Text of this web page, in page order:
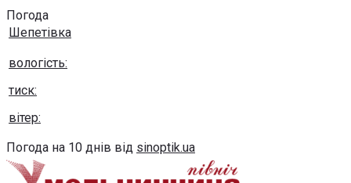
Погода
Шепетівка
вологість:
тиск:
вітер:
Погода на 10 днів від sinoptik.ua